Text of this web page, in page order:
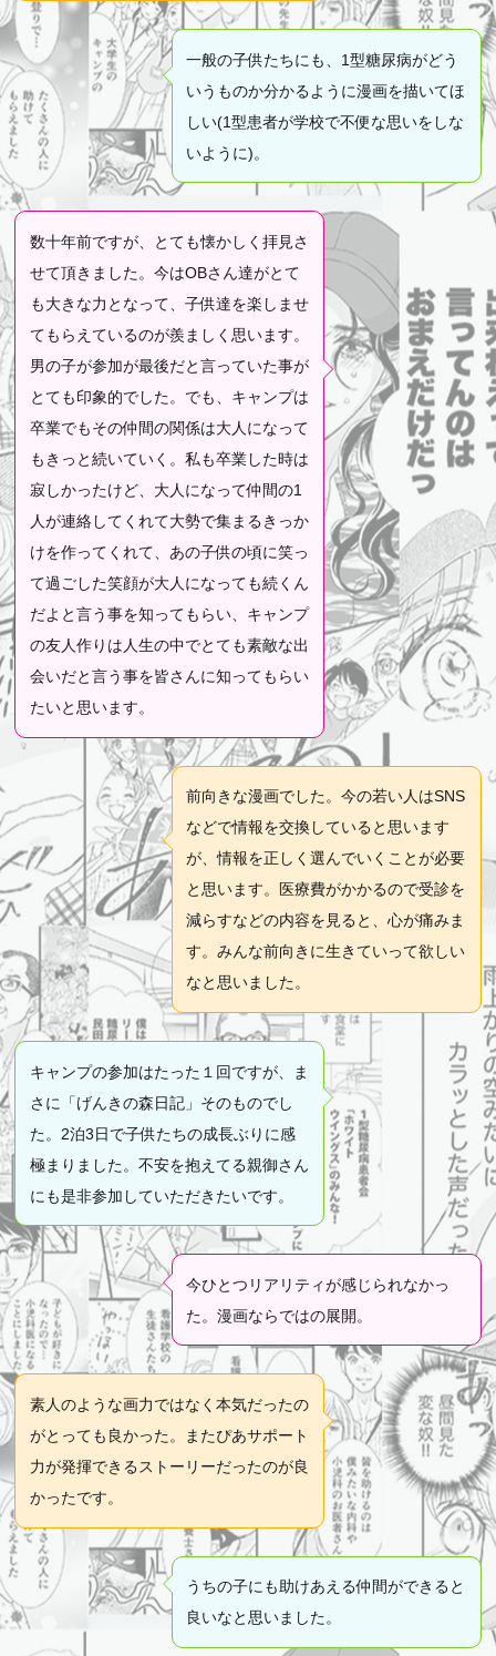
一般の子供たちにも、1型糖尿病がどう
いうものか分かるように漫画を描いてほ
しい(1型患者が学校で不便な思いをしな
いように)。
数十年前ですが、とても懐かしく拝見さ
せて頂きました。今はOBさん達がとて
も大きな力となって、子供達を楽しませ
てもらえているのが羨ましく思います。
男の子が参加が最後だと言っていた事が
とても印象的でした。でも、キャンプは
卒業でもその仲間の関係は大人になって
もきっと続いていく。私も卒業した時は
寂しかったけど、大人になって仲間の1
人が連絡してくれて大勢で集まるきっか
けを作ってくれて、あの子供の頃に笑っ
て過ごした笑顔が大人になっても続くん
だよと言う事を知ってもらい、キャンプ
の友人作りは人生の中でとても素敵な出
会いだと言う事を皆さんに知ってもらい
たいと思います。
前向きな漫画でした。今の若い人はSNS
などで情報を交換していると思います
が、情報を正しく選んでいくことが必要
と思います。医療費がかかるので受診を
減らすなどの内容を見ると、心が痛みま
す。みんな前向きに生きていって欲しい
なと思いました。
キャンプの参加はたった１回ですが、ま
さに「げんきの森日記」そのものでし
た。2泊3日で子供たちの成長ぶりに感
極まりました。不安を抱えてる親御さん
にも是非参加していただきたいです。
今ひとつリアリティが感じられなかっ
た。漫画ならではの展開。
素人のような画力ではなく本気だったの
がとっても良かった。またぴあサポート
力が発揮できるストーリーだったのが良
かったです。
うちの子にも助けあえる仲間ができると
良いなと思いました。